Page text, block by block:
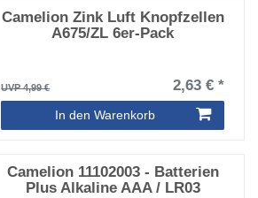
Camelion Zink Luft Knopfzellen
A675/ZL 6er-Pack
UVP 4,99 € 2,63 € *
In den Warenkorb
Camelion 11102003 - Batterien
Plus Alkaline AAA / LR03